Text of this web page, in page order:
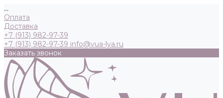
...
Оплата
Доставка
+7 (913) 982-97-39
+7 (913) 982-97-39 info@vua-lya.ru
Заказать звонок